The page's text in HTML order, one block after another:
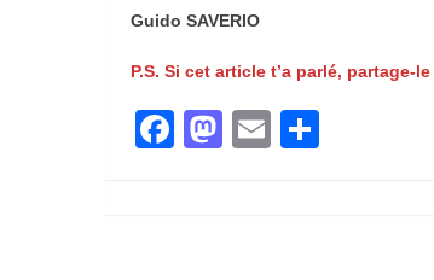
Guido SAVERIO
P.S. Si cet article t’a parlé,
Facebook
Mastodon
Email